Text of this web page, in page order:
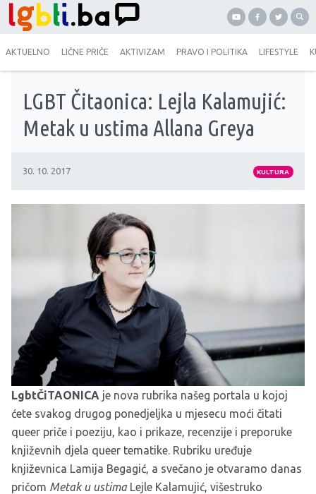
AKTUELNO LIČNE PRIČE AKTIVIZAM PRAVO I POLITIKA LIFESTYLE
LGBT Čitaonica: Lejla Kalamujić:
Metak u ustima Allana Greya
30. 10. 2017 KULTURA
LgbtČiTAONICA je nova rubrika našeg portala u kojoj
ćete svakog drugog ponedjeljka u mjesecu moći čitati
queer priče i poeziju, kao i prikaze, recenzije i preporuke
književnih djela queer tematike. Rubriku uređuje
književnica Lamija Begagić, a svečano je otvaramo danas
pričom Metak u ustimaLejle Kalamujić, višestruko